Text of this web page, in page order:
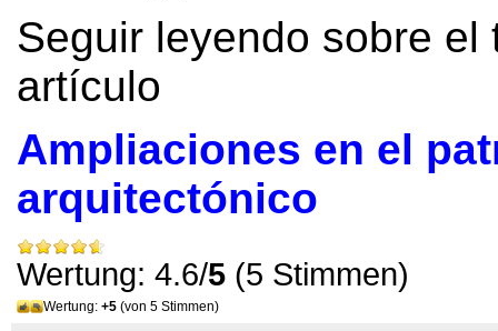
Seguir leyendo sobre el
artículo
Ampliaciones en el
arquitectónico
Wertung: 4.6/5 (5 Stimmen)
Wertung: +5 (von 5 Stimmen)